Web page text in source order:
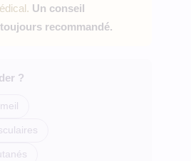
Un conseil
recommandé.
?